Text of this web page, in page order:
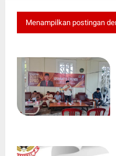
Menampilkan postingan